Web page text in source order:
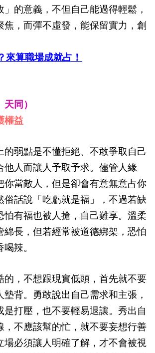
」的意義，不但自己能過得輕鬆，
焦，而彈不虛發，能保留實力，創
來算職場成就占！
天同）
權益
的弱點是不懂拒絕、不敢爭取自己
他人而讓人予取予求。儘管人緣
你當敵人，但是卻會有意無意占你
俗話說「吃虧就是福」，不過若缺
怕有福也被人搶，自己難享。溫柔
綿長，但若經常被道德綁架，恐怕
辣。
的，不想跟現實低頭，首先就不要
墊背。勇敢說出自己需求和主張，
是打壓，也不要輕易退讓。秀出自
，不應該幫的忙，就不要妄想行善
場必須讓人明確了解，才不會被視